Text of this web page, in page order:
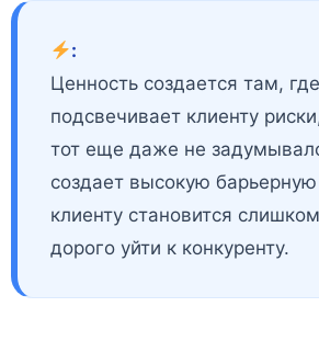
:
Ценность создается там,
подсвечивает клиенту
тот еще даже не
создает высокую
клиенту становится
дорого уйти к конкуренту.